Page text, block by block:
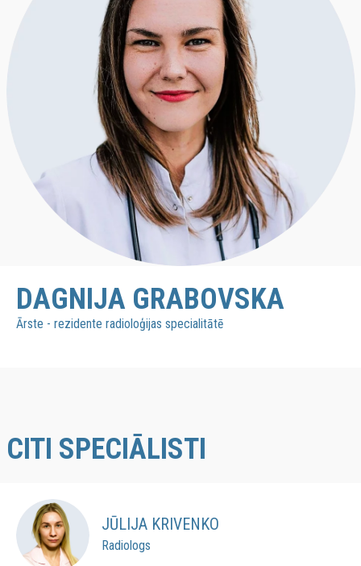
DAGNIJA GRABOVSKA
Ārste - rezidente radioloģijas specialitātē
CITI SPECIĀLISTI
JŪLIJA KRIVENKO
Radiologs